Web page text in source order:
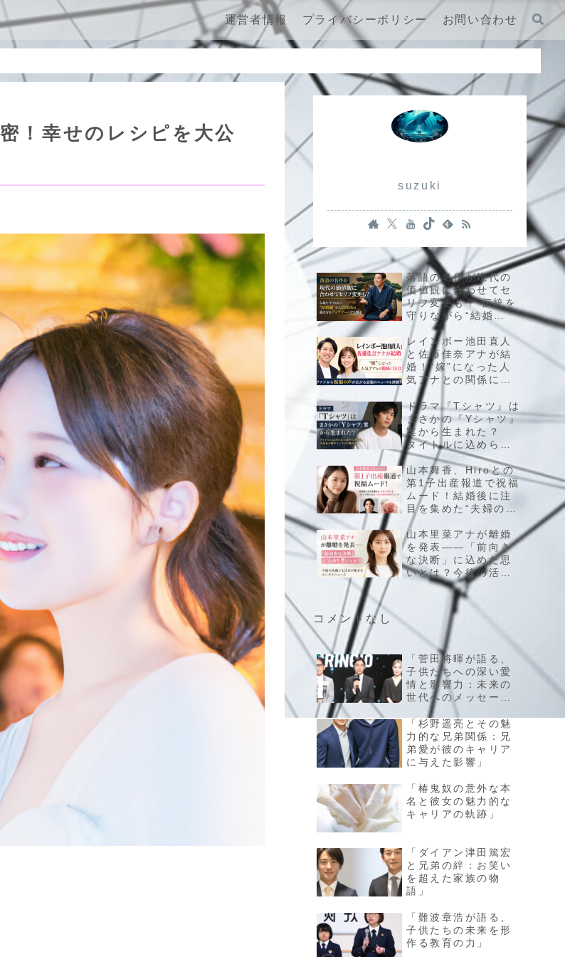
運営者情報 プライバシーポリシー お問い合わせ
！幸せのレシピを大公
suzuki
落語の名作が現代の
価値観に合わせてセ
リフ変更も？ 伝統を
守りながら“結婚
観”や人間関係の描き
方をアップデートす
る理由
レインボー池田直人
と佐藤佳奈アナが結
婚！“嫁”になった人
気アナとの関係に注
目、ファンから祝福
の声が広がる話題の
ニュースを深掘り
ドラマ『Tシャツ』は
まさかの『Yシャツ』
案から生まれた？
タイトルに込められ
た意外な背景と、作
品名が映すエンタメ
の舞台裏
山本舞香、Hiroとの
第1子出産報道で祝福
ムード！結婚後に注
目を集めた“夫婦の現
在”とファンが気にな
る子供の最新情報を
チェック
山本里菜アナが離婚
を発表――「前向き
な決断」に込めた思
いとは？今後の活動
にも注目が集まるエ
ンタメニュース
コメントなし
「菅田将暉が語る、
子供たちへの深い愛
情と影響力：未来の
世代へのメッセー
ジ」
「杉野遥亮とその魅
力的な兄弟関係：兄
弟愛が彼のキャリア
に与えた影響」
「椿鬼奴の意外な本
名と彼女の魅力的な
キャリアの軌跡」
「ダイアン津田篤宏
と兄弟の絆：お笑い
を超えた家族の物
語」
「難波章浩が語る、
子供たちの未来を形
作る教育の力」